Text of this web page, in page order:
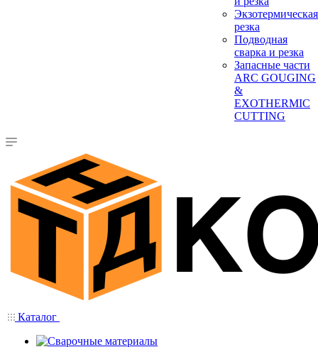
Экзотермическая
резка
Подводная
сварка и резка
Запасные части
ARC GOUGING
&
EXOTHERMIC
CUTTING
Каталог